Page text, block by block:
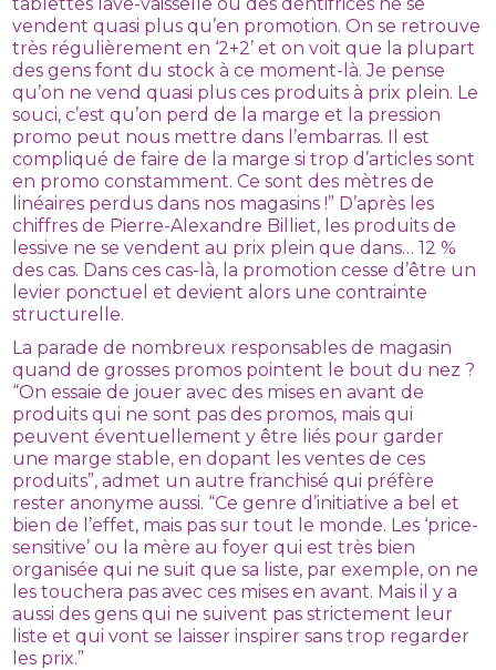
vendent quasi plus qu’en promotion. On se retrouve
très régulièrement en ‘2+2’ et on voit que la plupart
des gens font du stock à ce moment-là. Je pense
qu’on ne vend quasi plus ces produits à prix plein. Le
souci, c’est qu’on perd de la marge et la pression
promo peut nous mettre dans l’embarras. Il est
compliqué de faire de la marge si trop d’articles sont
en promo constamment. Ce sont des mètres de
linéaires perdus dans nos magasins !” D’après les
chiffres de Pierre-Alexandre Billiet, les produits de
lessive ne se vendent au prix plein que dans… 12 %
des cas. Dans ces cas-là, la promotion cesse d’être un
levier ponctuel et devient alors une contrainte
structurelle.
La parade de nombreux responsables de magasin
quand de grosses promos pointent le bout du nez ?
“On essaie de jouer avec des mises en avant de
produits qui ne sont pas des promos, mais qui
peuvent éventuellement y être liés pour garder
une marge stable, en dopant les ventes de ces
produits”, admet un autre franchisé qui préfère
rester anonyme aussi. “Ce genre d’initiative a bel et
bien de l’effet, mais pas sur tout le monde. Les ‘price-
sensitive’ ou la mère au foyer qui est très bien
organisée qui ne suit que sa liste, par exemple, on ne
les touchera pas avec ces mises en avant. Mais il y a
aussi des gens qui ne suivent pas strictement leur
liste et qui vont se laisser inspirer sans trop regarder
les prix.”